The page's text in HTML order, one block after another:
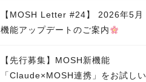
【MOSH Letter #24】 2026年5月
機能アップデートのご案内
【先行募集】MOSH新機能
「Claude×MOSH連携」をお試し